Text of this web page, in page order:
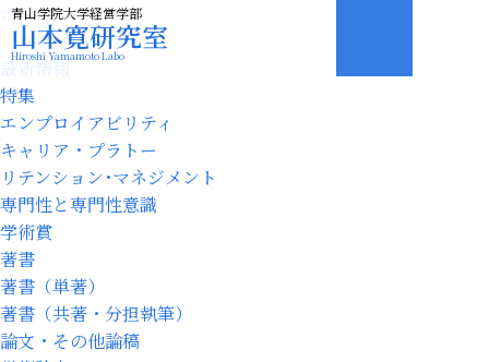
青山学院大学経営学部
山本寛研究室
Hiroshi Yamamoto Labo
ホーム
プロフィール
最新情報
特集
エンプロイアビリティ
キャリア・プラトー
リテンション･マネジメント
専門性と専門性意識
学術賞
著書
著書（単著）
著書（共著・分担執筆）
論文・その他論稿